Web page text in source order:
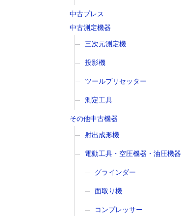
中古プレス
中古測定機器
三次元測定機
投影機
ツールプリセッター
測定工具
その他中古機器
射出成形機
電動工具・空圧機器・油圧機器
グラインダー
面取り機
コンプレッサー